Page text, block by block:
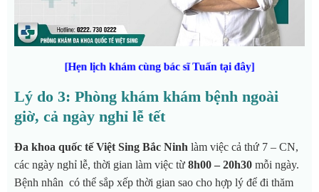
[Hẹn lịch khám cùng bác sĩ Tuấn tại đây]
Lý do 3: Phòng khám khám bệnh ngoài
giờ, cả ngày nghỉ lễ tết
Đa khoa quốc tế Việt Sing Bắc Ninh làm việc cả thứ 7 – CN,
các ngày nghỉ lễ, thời gian làm việc từ 8h00 – 20h30 mỗi ngày.
Bệnh nhân có thể sắp xếp thời gian sao cho hợp lý để đi thăm